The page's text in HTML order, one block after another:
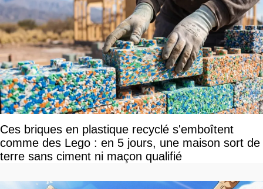
Ces briques en plastique recyclé s'emboîtent
comme des Lego : en 5 jours, une maison sort de
terre sans ciment ni maçon qualifié